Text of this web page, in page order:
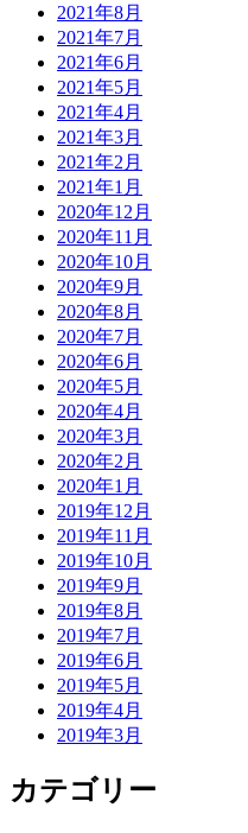
2021年8月
2021年7月
2021年6月
2021年5月
2021年4月
2021年3月
2021年2月
2021年1月
2020年12月
2020年11月
2020年10月
2020年9月
2020年8月
2020年7月
2020年6月
2020年5月
2020年4月
2020年3月
2020年2月
2020年1月
2019年12月
2019年11月
2019年10月
2019年9月
2019年8月
2019年7月
2019年6月
2019年5月
2019年4月
2019年3月
カテゴリー